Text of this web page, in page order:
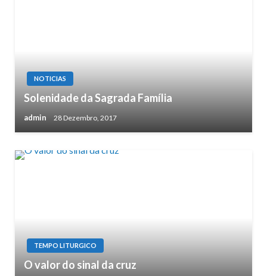
NOTICIAS
Solenidade da Sagrada Família
admin 28 Dezembro, 2017
TEMPO LITURGICO
O valor do sinal da cruz